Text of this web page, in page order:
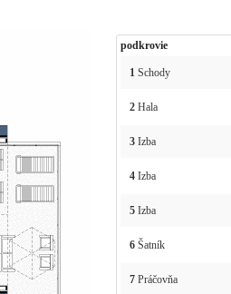
podkrovie
1Schody
2Hala
3Izba
4Izba
5Izba
6Šatník
7Práčovňa